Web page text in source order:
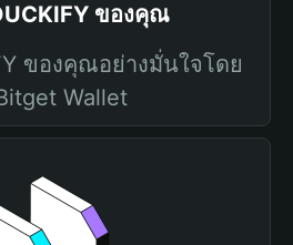
ของคุณ
ของคุณอย่างมั่นใจโดย
Wallet